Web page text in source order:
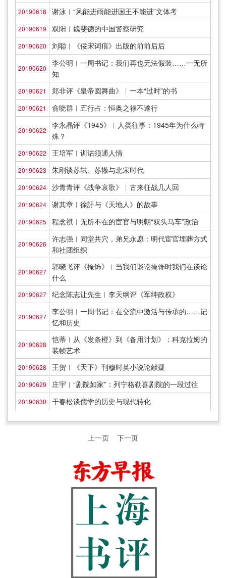
20190618 谢泳︱“风能进雨能进国王不能进”文体考
20190619 双阳︱魏斐德的中国警察研究
20190620 刘聪︱《佞宋词痕》出版的前前后后
20190620
李公明︱一周书记：我们再也无法假装……一无所
知
20190621 郑非评《皇帝圆舞曲》︱一本“过时”的书
20190621 俞晓群︱五行占：恒奥之禄不遂行
20190622
李永晶评《1945》︱人类往事：1945年为什么特
殊？
20190622 王培军︱训诂须通人情
20190623 朱刚谈苏轼、苏辙与北宋时代
20190624 沙青青评《战争哀歌》︱古来征战几人回
20190624 谢其章︱徐訏与《天地人》的故事
20190625 程念祺︱无所不在的宦官与明朝“双头马车”政治
20190626
许志强︱同堂共穴，弟兄永愿：明代宦官埋葬方式
和社团组织
20190627
郭晓飞评《掩饰》︱当我们谈论掩饰时我们在谈论
什么
20190627 纪念陈志让先生︱李天纲评《军绅政权》
20190627
李公明︱一周书记：在交流中激活与传承的……记
忆和历史
20190628
恺蒂︱从《发条橙》到《备用计划》：科克拉姆的
装帧艺术
20190628 王贺︱《天下》刊穆时英小说论献疑
20190629 庄宇︱“剧院如家”：列宁格勒喜剧院的一段过往
20190630 干春松谈儒学的历史与现代转化
上一页 下一页